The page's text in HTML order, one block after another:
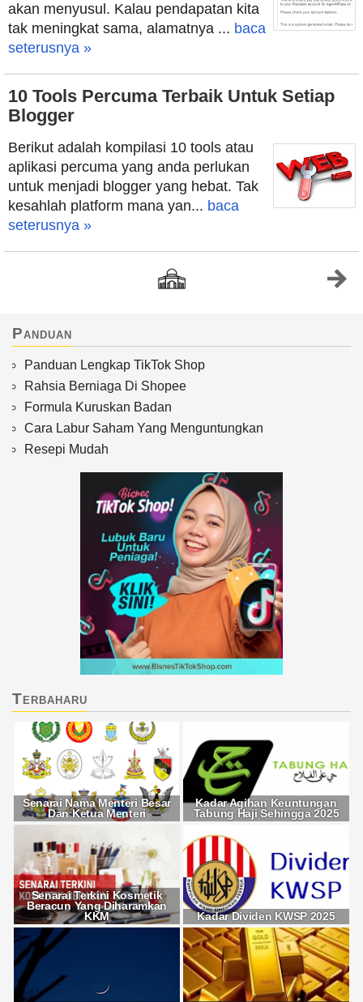
akan menyusul. Kalau pendapatan kita
tak meningkat sama, alamatnya ... baca
seterusnya »
10 Tools Percuma Terbaik Untuk Setiap
Blogger
Berikut adalah kompilasi 10 tools atau
aplikasi percuma yang anda perlukan
untuk menjadi blogger yang hebat. Tak
kesahlah platform mana yan... baca
seterusnya »
Panduan
Panduan Lengkap TikTok Shop
Rahsia Berniaga Di Shopee
Formula Kuruskan Badan
Cara Labur Saham Yang Menguntungkan
Resepi Mudah
Terbaharu
Senarai Nama Menteri Besar
Dan Ketua Menteri
Kadar Agihan Keuntungan
Tabung Haji Sehingga 2025
Senarai Terkini Kosmetik
Beracun Yang Diharamkan
KKM
Kadar Dividen KWSP 2025